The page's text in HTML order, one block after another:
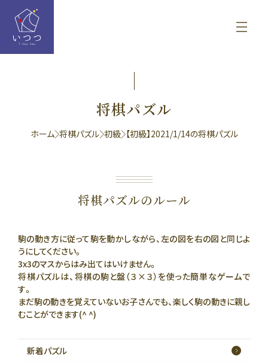
将棋パズル
ホーム 将棋パズル 初級 【初級】2021/1/14の将棋パズル
将棋パズルのルール
駒の動き方に従って駒を動かしながら、左の図を右の図と同じよ
うにしてください。
3x3のマスからはみ出てはいけません。
将棋パズルは、将棋の駒と盤（３×３）を使った簡単なゲームで
す。
まだ駒の動きを覚えていないお子さんでも、楽しく駒の動きに親し
むことができます(^ ^)
新着パズル